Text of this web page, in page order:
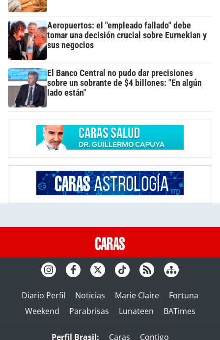
Aeropuertos: el "empleado fallado" debe
tomar una decisión crucial sobre Eurnekian y
sus negocios
El Banco Central no pudo dar precisiones
sobre un sobrante de $4 billones: "En algún
lado están"
Diario Perfil Noticias Marie Claire
Fortuna
Weekend
Parabrisas Lunateen BATimes
Perfil Brasil: Caras Contigo